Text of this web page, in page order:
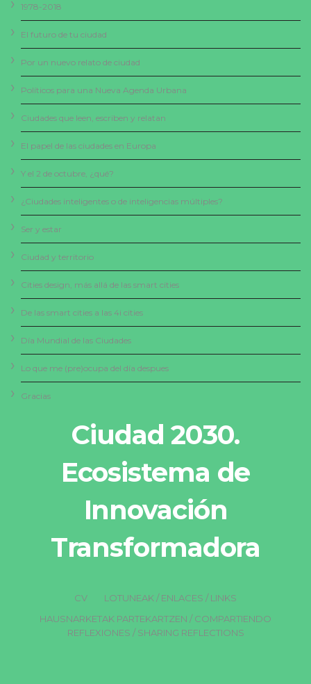
1978-2018
El futuro de tu ciudad
Por un nuevo relato de ciudad
Políticos para una Nueva Agenda Urbana
Ciudades que leen, escriben y relatan
El papel de las ciudades en Europa
Y el 2 de octubre, ¿qué?
¿Ciudades inteligentes o de inteligencias múltiples?
Ser y estar
Ciudad y territorio
Cities design, más allá de las smart cities
De las smart cities a las 4i cities
Día Mundial de las Ciudades
Lo que me (pre)ocupa del día despues
Gracias
Ciudad 2030.
Ecosistema de
Innovación
Transformadora
CV
LOTUNEAK / ENLACES / LINKS
HAUSNARKETAK PARTEKARTZEN / COMPARTIENDO
REFLEXIONES / SHARING REFLECTIONS